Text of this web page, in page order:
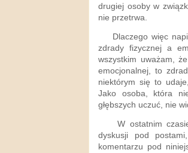
drugiej osoby w
nie przetrwa.
Dlaczego więc
zdrady fizycznej a
wszystkim uważam,
emocjonalnej, to
niektórym się to
Jako osoba, która
głębszych uczuć, nie
W ostatnim czasie
dyskusji pod
komentarzu pod